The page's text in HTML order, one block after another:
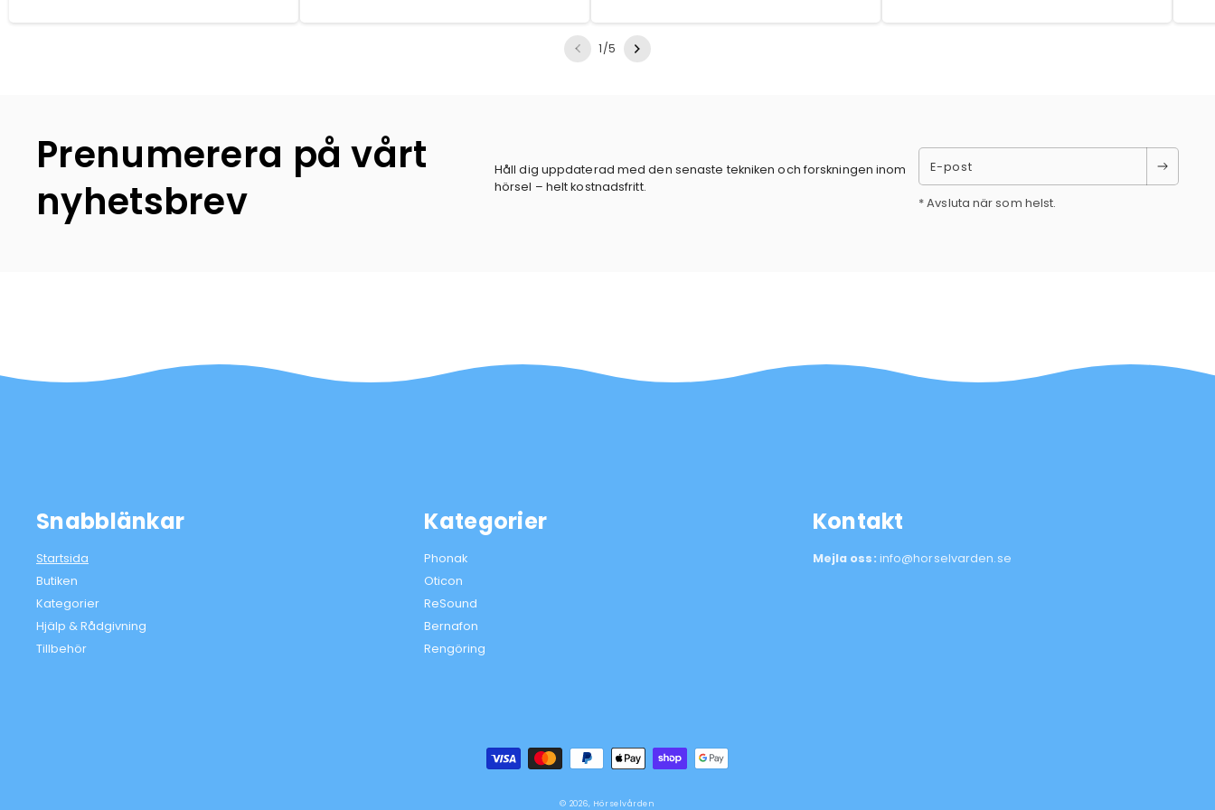
1/av
5
Prenumerera på vårt
nyhetsbrev
Håll dig uppdaterad med den senaste tekniken och forskningen inom
hörsel – helt kostnadsfritt.
E-post
* Avsluta när som helst.
Snabblänkar
Startsida
Butiken
Kategorier
Hjälp & Rådgivning
Tillbehör
Kategorier
Phonak
Oticon
ReSound
Bernafon
Rengöring
Kontakt
Mejla oss: info@horselvarden.se
© 2026, Hörselvården